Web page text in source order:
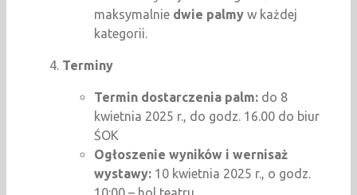
maksymalnie dwie palmy w każdej
kategorii.
Terminy
Termin dostarczenia palm: do 8
kwietnia 2025 r., do godz. 16.00 do biur
ŚOK
Ogłoszenie wyników i wernisaż
wystawy: 10 kwietnia 2025 r., o godz.